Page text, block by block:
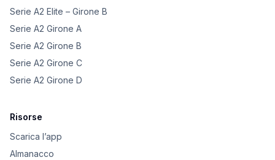
Serie A2 Elite – Girone B
Serie A2 Girone A
Serie A2 Girone B
Serie A2 Girone C
Serie A2 Girone D
Risorse
Scarica l’app
Almanacco